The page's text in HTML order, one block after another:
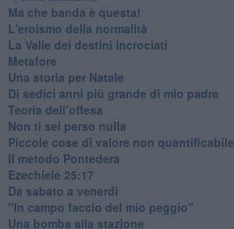
Ma che banda è questa!
L'eroismo della normalità
​La Valle dei destini incrociati
Metafore
​Una storia per Natale
​Di sedici anni più grande di mio padre
Teoria dell’offesa
​Non ti sei perso nulla
​Piccole cose di valore non quantificabile
​Il metodo Pontedera
​Ezechiele 25:17
Da sabato a venerdì
"In campo faccio del mio peggio"
Una bomba alla stazione